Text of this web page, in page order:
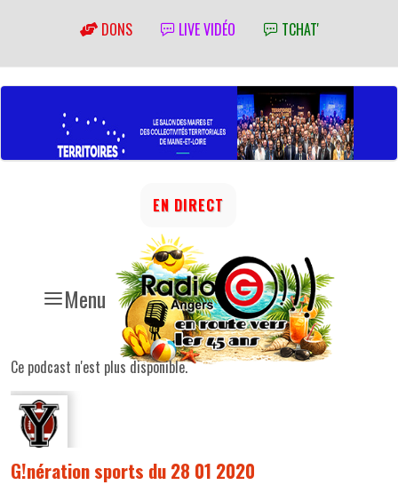
DONS LIVE VIDÉO TCHAT'
Menu
EN DIRECT
Ce podcast n'est plus disponible.
G!nération sports du 28 01 2020